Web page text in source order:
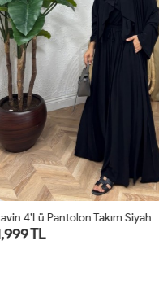
Pantolon Takım Siyah
TL